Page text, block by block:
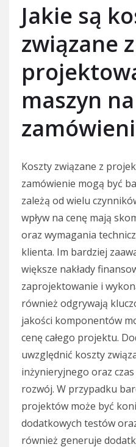
Jakie są
związane z
maszyn na
Koszty związane z
zamówienie mogą być
zależą od wielu
wpływ na cenę mają
oraz wymagania
klienta. Im bardziej
większe nakłady
zaprojektowanie i
również odgrywają
jakości komponentów
cenę całego projektu.
uwzględnić koszty
inżynieryjnego oraz
rozwój. W przypadku
projektów może być
dodatkowych testów
również generuje